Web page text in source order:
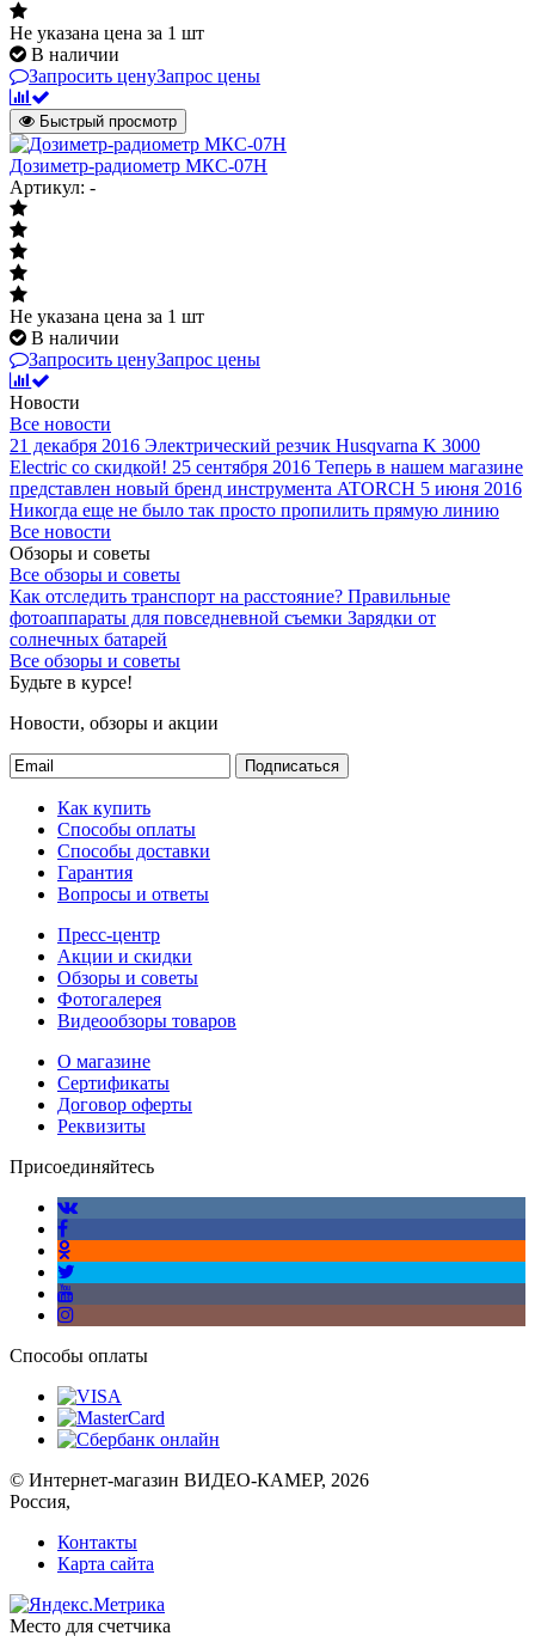
Не указана цена за 1 шт
В наличии
Запросить ценуЗапрос цены
Быстрый просмотр
Дозиметр-радиометр МКС-07Н
Артикул: -
Не указана цена за 1 шт
В наличии
Запросить ценуЗапрос цены
Новости
Все новости
21 декабря 2016 Электрический резчик Husqvarna K 3000
Electric со скидкой! 25 сентября 2016 Теперь в нашем магазине
представлен новый бренд инструмента ATORCH 5 июня 2016
Никогда еще не было так просто пропилить прямую линию
Все новости
Обзоры и советы
Все обзоры и советы
Как отследить транспорт на расстояние? Правильные
фотоаппараты для повседневной съемки Зарядки от
солнечных батарей
Все обзоры и советы
Будьте в курсе!
Новости, обзоры и акции
Подписаться
Как купить
Способы оплаты
Способы доставки
Гарантия
Вопросы и ответы
Пресс-центр
Акции и скидки
Обзоры и советы
Фотогалерея
Видеообзоры товаров
О магазине
Сертификаты
Договор оферты
Реквизиты
Присоединяйтесь
Способы оплаты
© Интернет-магазин ВИДЕО-КАМЕР, 2026
Россия,
Контакты
Карта сайта
Место для счетчика